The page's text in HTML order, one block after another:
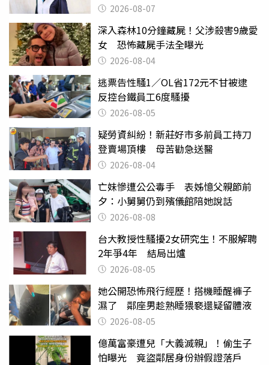
2026-08-07
深入森林10分鐘藏屍！父涉殺害9歲愛
女 恐怖藏屍手法全曝光
2026-08-04
逃票告性騷1／OL省172元不甘被逮
反控台鐵員工6度騷擾
2026-08-05
疑勞資糾紛！新莊好市多前員工持刀
登賣場頂樓 母苦勸急送醫
2026-08-04
亡妹慘遭公公毒手 表姊憶父親節前
夕：小舅舅仍到殯儀館陪她說話
2026-08-08
台大教授性騷擾2女研究生！不服解聘
2年爭4年 結局出爐
2026-08-05
她公開恐怖飛行經歷！搭機睡醒褲子
濕了 鄰座男趁熟睡猥褻還疑留體液
2026-08-05
億萬富豪遭兒「大義滅親」！偷生子
怕曝光 竟盜鄰居身份辦假證落戶